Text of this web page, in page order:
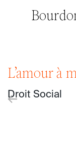
L’amour à
Droit Social
←